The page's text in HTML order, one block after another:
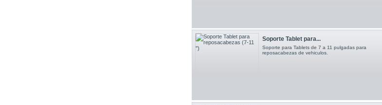
Soporte Tablet para...
Soporte para Tablets de 7 a 11 pulgadas para
reposacabezas de vehiculos.